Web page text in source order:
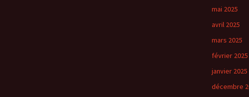
mai 2025
avril 2025
mars 2025
février 2025
janvier 2025
décembre